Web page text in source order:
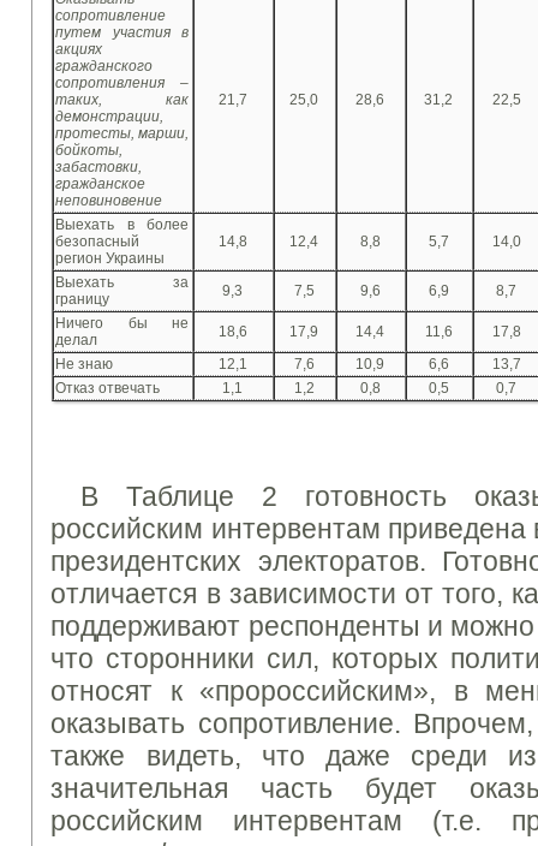
сопротивление
путем участия в
акциях
гражданского
сопротивления –
таких, как
демонстрации,
протесты, марши,
бойкоты,
забастовки,
гражданское
неповиновение
21,7 25,0 28,6 31,2 22,5
Выехать в более
безопасный
регион Украины
14,8 12,4 8,8 5,7 14,0
Выехать за
границу
9,3 7,5 9,6 6,9
8,7
Ничего бы не
делал
18,6 17,9 14,4 11,6
17,8
Не знаю
12,1 7,6 10,9 6,6
13,7
Отказ отвечать
1,1 1,2 0,8 0,5 0,7
В Таблице 2 готовность
российским интервентам
президентских электоратов.
отличается в зависимости от того,
поддерживают респонденты и можно
что сторонники сил, которых
относят к «пророссийским», в
оказывать сопротивление.
также видеть, что даже среди
значительная часть будет
российским интервентам (т.е.